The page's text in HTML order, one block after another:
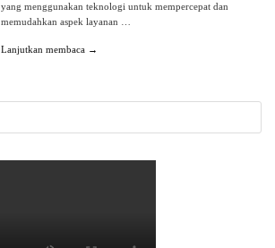
yang menggunakan teknologi untuk mempercepat dan
memudahkan aspek layanan …
Lanjutkan membaca →